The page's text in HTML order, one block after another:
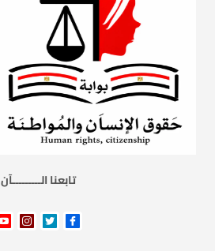
تابعنا الـــــــــآن